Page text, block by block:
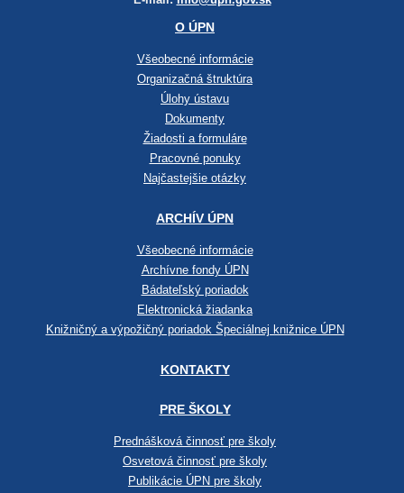
O ÚPN
Všeobecné informácie
Organizačná štruktúra
Úlohy ústavu
Dokumenty
Žiadosti a formuláre
Pracovné ponuky
Najčastejšie otázky
ARCHÍV ÚPN
Všeobecné informácie
Archívne fondy ÚPN
Bádateľský poriadok
Elektronická žiadanka
Knižničný a výpožičný poriadok Špeciálnej knižnice ÚPN
KONTAKTY
PRE ŠKOLY
Prednášková činnosť pre školy
Osvetová činnosť pre školy
Publikácie ÚPN pre školy